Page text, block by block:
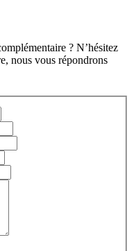
? N’hésitez
nous vous répondrons